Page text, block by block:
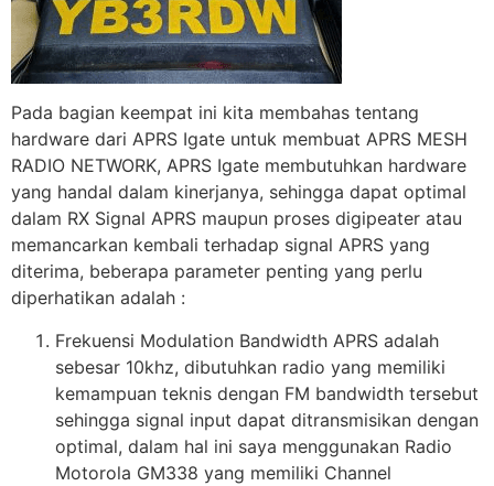
Pada bagian keempat ini kita membahas tentang
hardware dari APRS Igate untuk membuat APRS MESH
RADIO NETWORK, APRS Igate membutuhkan hardware
yang handal dalam kinerjanya, sehingga dapat optimal
dalam RX Signal APRS maupun proses digipeater atau
memancarkan kembali terhadap signal APRS yang
diterima, beberapa parameter penting yang perlu
diperhatikan adalah :
Frekuensi Modulation Bandwidth APRS adalah
sebesar 10khz, dibutuhkan radio yang memiliki
kemampuan teknis dengan FM bandwidth tersebut
sehingga signal input dapat ditransmisikan dengan
optimal, dalam hal ini saya menggunakan Radio
Motorola GM338 yang memiliki Channel